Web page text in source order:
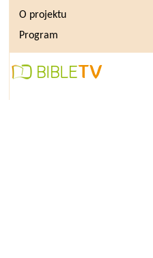
O projektu
Program